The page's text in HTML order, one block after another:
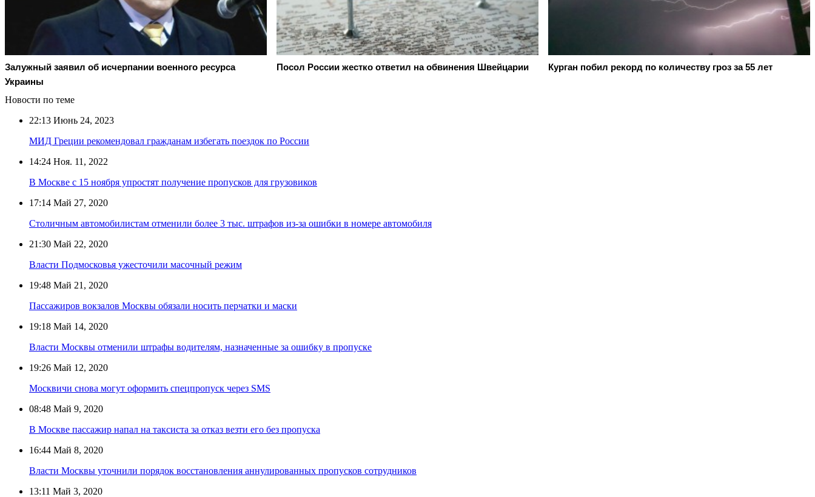
Залужный заявил об исчерпании военного ресурса
Украины
Посол России жестко ответил на обвинения Швейцарии Курган побил рекорд по количеству гроз за 55 лет
Новости по теме
22:13 Июнь 24, 2023
МИД Греции рекомендовал гражданам избегать поездок по России
14:24 Ноя. 11, 2022
В Москве с 15 ноября упростят получение пропусков для грузовиков
17:14 Май 27, 2020
Столичным автомобилистам отменили более 3 тыс. штрафов из-за ошибки в номере автомобиля
21:30 Май 22, 2020
Власти Подмосковья ужесточили масочный режим
19:48 Май 21, 2020
Пассажиров вокзалов Москвы обязали носить перчатки и маски
19:18 Май 14, 2020
Власти Москвы отменили штрафы водителям, назначенные за ошибку в пропуске
19:26 Май 12, 2020
Москвичи снова могут оформить спецпропуск через SMS
08:48 Май 9, 2020
В Москве пассажир напал на таксиста за отказ везти его без пропуска
16:44 Май 8, 2020
Власти Москвы уточнили порядок восстановления аннулированных пропусков сотрудников
13:11 Май 3, 2020